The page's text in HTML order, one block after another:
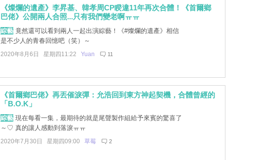
《燦爛的遺產》李昇基、韓孝周CP睽違11年再次合體！《首爾鄉
巴佬》公開兩人合照...只有我們變老啊ㅠㅠ
綜藝竟然還可以看到兩人一起出演綜藝！《#燦爛的遺產》相信
是不少人的青春回憶吧（笑）～
2020年8月6日 星期四11:22 Yuan 11
《首爾鄉巴佬》再丟催淚彈：允浩回到東方神起契機，合體曾經的
「B.O.K」
綜藝現在每看一集，最期待的就是尾聲製作組給予來賓的驚喜了
～♡ 真的讓人感動到落淚ㅠㅠ
2020年7月30日 星期四09:00 草莓 2